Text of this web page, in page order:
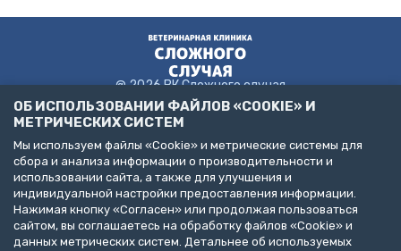
@ 2026 ВК Сложного случая
ДЕЛАЙТЕ БИЗНЕС С НАМИ!
Представлена информация об услугах следующих клиник:
Санкт-Петербург, пр. Народного Ополчения, д. 19, к. 1. (ООО
Пользовательское соглашение
Политика конфиденциальности
Публичная оферта
ОБ ИСПОЛЬЗОВАНИИ ФАЙЛОВ «COOKIE» И
МЕТРИЧЕСКИХ СИСТЕМ
Мы используем файлы «Cookie» и метрические системы для
сбора и анализа информации о производительности и
использовании сайта, а также для улучшения и
индивидуальной настройки предоставления информации.
Нажимая кнопку «Согласен» или продолжая пользоваться
сайтом, вы соглашаетесь на обработку файлов «Cookie» и
данных метрических систем. Детальнее об используемых